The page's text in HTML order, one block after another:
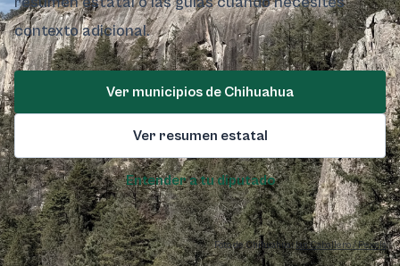
contexto adicional.
Ver municipios de Chihuahua
Ver resumen estatal
Entender a tu diputado
Foto de Chihuahua:Ian Caballero / Pexels